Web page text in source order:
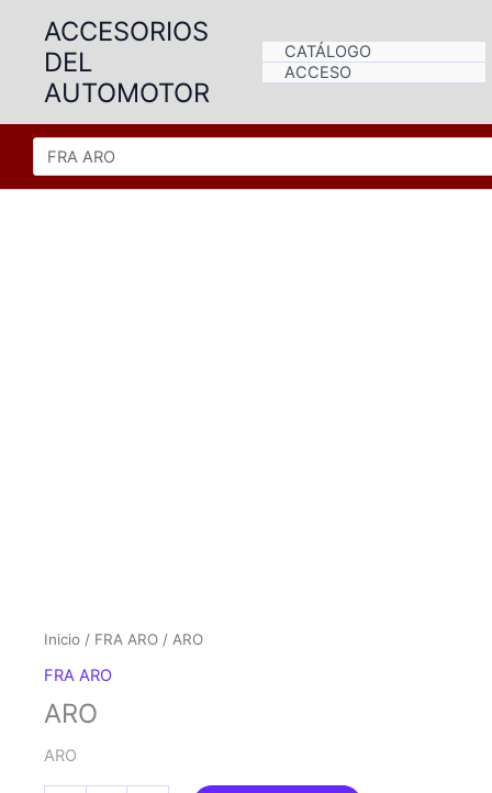
contenido
ACCESORIOS
DEL
AUTOMOTOR
CATÁLOGO
ACCESO
Inicio / FRA ARO / ARO
FRA ARO
ARO
ARO